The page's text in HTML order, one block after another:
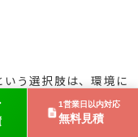
1営業日以内対応
無料見積
う選択肢は、環境に
とで、保温性が向上
す。特に、断熱材を